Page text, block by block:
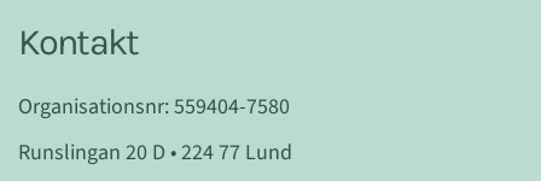
Kontakt
Organisationsnr: 559404-7580
Runslingan 20 D • 224 77 Lund